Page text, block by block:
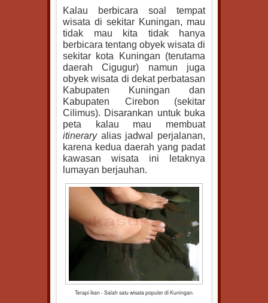
Kalau berbicara soal tempat
wisata di sekitar Kuningan, mau
tidak mau kita tidak hanya
berbicara tentang obyek wisata di
sekitar kota Kuningan (terutama
daerah Cigugur) namun juga
obyek wisata di dekat perbatasan
Kabupaten Kuningan dan
Kabupaten Cirebon (sekitar
Cilimus). Disarankan untuk buka
peta kalau mau membuat
itineraryalias jadwal perjalanan,
karena kedua daerah yang padat
kawasan wisata ini letaknya
lumayan berjauhan.
Terapi ikan - Salah satu wisata populer di Kuningan.